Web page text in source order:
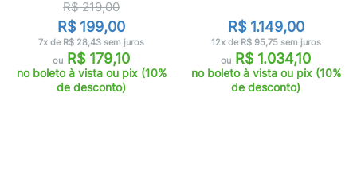
R$ 219,00
R$ 199,00
7x de R$ 28,43 sem juros
ou R$ 179,10
no boleto à vista ou pix (10%
de desconto)
R$ 1.149,00
12x de R$ 95,75 sem juros
ou R$ 1.034,10
no boleto à vista ou pix (10%
de desconto)